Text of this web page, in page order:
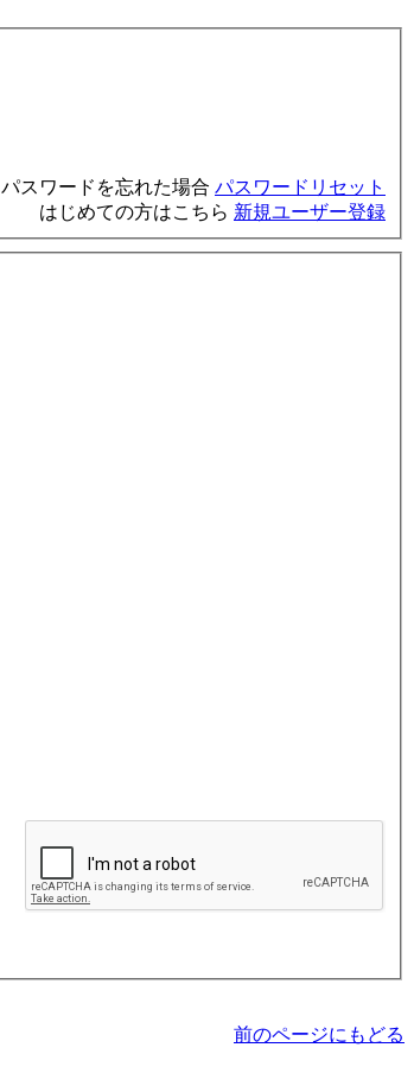
パスワードを忘れた場合 パスワードリセット
はじめての方はこちら 新規ユーザー登録
前のページにもどる